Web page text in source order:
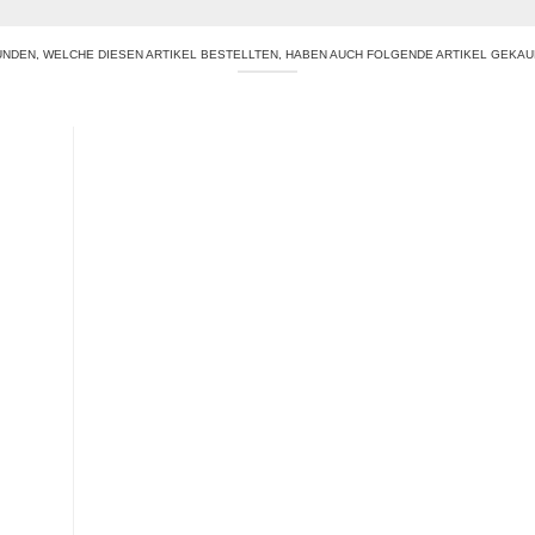
WELCHE DIESEN ARTIKEL BESTELLTEN, HABEN AUCH FOLGENDE ARTIKEL